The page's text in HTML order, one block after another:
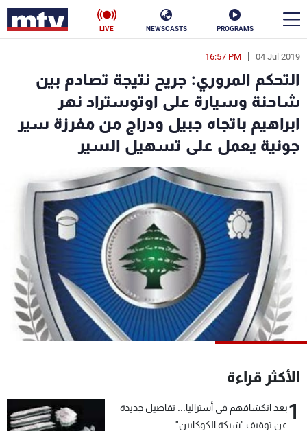
PROGRAMS
NEWSCASTS
LIVE
04 Jul 2019
16:57 PM
التحكم المروري: جريح نتيجة تصادم بين
شاحنة وسيارة على اوتوستراد نهر
ابراهيم باتجاه جبيل ودراج من مفرزة سير
جونية يعمل على تسهيل السير
الأكثر قراءة
1بعد انكشافهم في أستراليا... تفاصيل جديدة
عن توقيف "شبكة الكوكايين"
en
الأخبار
سياسة ناس
إقتصاد فن
منوعات رياضة
كأس العالم
البرامج
جدول البرامج
شاهد البرامج
الترددات
عن MTV
لاعلاناتكم
شروط الإسـتخدام